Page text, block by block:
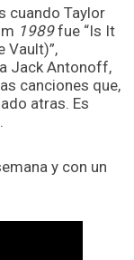
cuando Taylor
1989fue “Is It
Vault)”,
Jack Antonoff,
canciones que,
atras. Es
y con un